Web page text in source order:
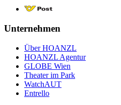
Unternehmen
Über HOANZL
HOANZL Agentur
GLOBE Wien
Theater im Park
WatchAUT
Entrello